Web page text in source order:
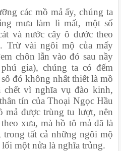
các mồ mả ấy, chúng ta
mưa làm lì mất, một số
và nước cây ô dước theo
Trừ vài ngôi mộ của mấy
chôn lẫn vào đó sau nầy
gia), chúng ta có đếm
đó không nhất thiết là mồ
chết vì nghĩa vụ đào kinh,
tín của Thoại Ngọc Hầu
mả được trùng tu lượt, nên
xưa, mà hồ tô mả đã là
tất cả những ngôi mộ
một nửa là nghĩa trủng.